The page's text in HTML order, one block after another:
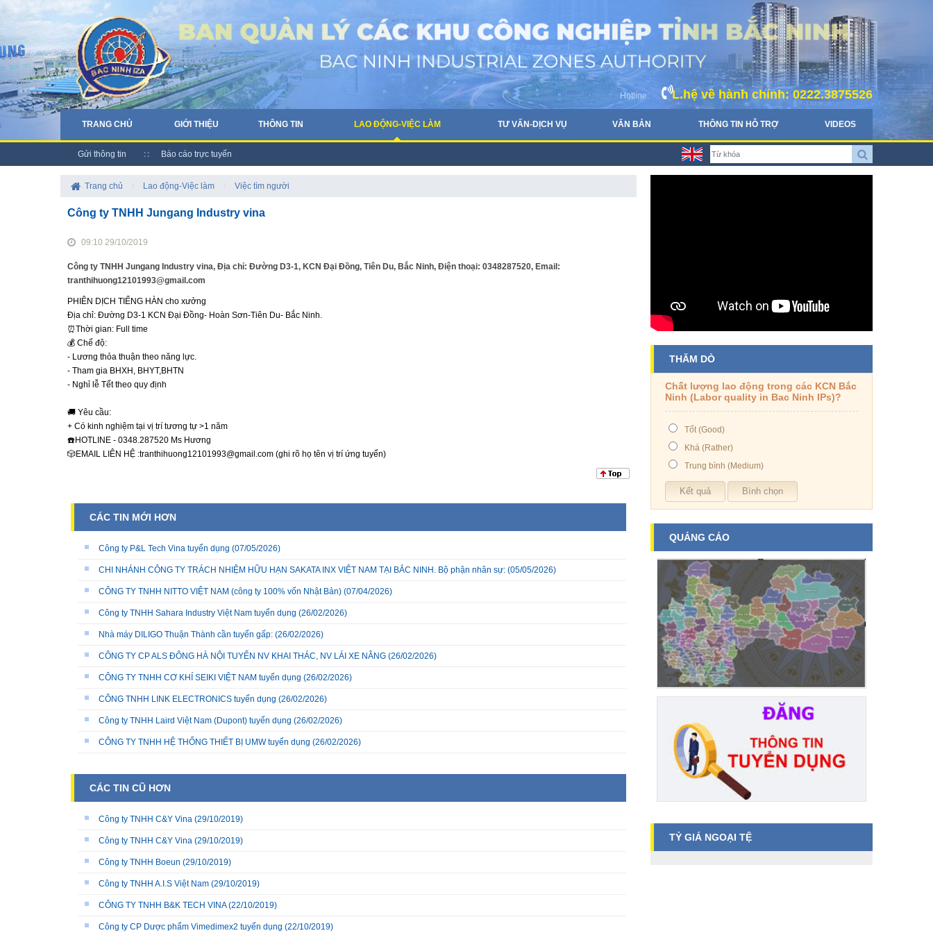
Hotline: L.hệ về hành chính: 0222.3875526
TRANG CHỦ GIỚI THIỆU THÔNG TIN LAO ĐỘNG-VIỆC LÀM TƯ VẤN-DỊCH VỤ VĂN BẢN THÔNG TIN HỖ TRỢ VIDEOS
Gửi thông tin Báo cáo trực tuyến
Trang chủ Lao động-Việc làm Việc tìm người
Công ty TNHH Jungang Industry vina
09:10 29/10/2019
Công ty TNHH Jungang Industry vina, Địa chỉ: Đường D3-1, KCN Đại Đồng, Tiên Du, Bắc Ninh, Điện thoại: 0348287520, Email:
tranthihuong12101993@gmail.com
PHIÊN DỊCH TIẾNG HÀN cho xưởng
Địa chỉ: Đường D3-1 KCN Đại Đồng- Hoàn Sơn-Tiên Du- Bắc Ninh.
⏰Thời gian: Full time
💰 Chế độ:
- Lương thỏa thuận theo năng lực.
- Tham gia BHXH, BHYT,BHTN
- Nghỉ lễ Tết theo quy định
🚚 Yêu cầu:
+ Có kinh nghiệm tại vị trí tương tự >1 năm
☎️HOTLINE - 0348.287520 Ms Hương
🎲EMAIL LIÊN HỆ :tranthihuong12101993@gmail.com (ghi rõ họ tên vị trí ứng tuyển)
CÁC TIN MỚI HƠN
Công ty P&L Tech Vina tuyển dụng (07/05/2026)
CHI NHÁNH CÔNG TY TRÁCH NHIỆM HỮU HẠN SAKATA INX VIỆT NAM TẠI BẮC NINH. Bộ phận nhân sự: (05/05/2026)
CÔNG TY TNHH NITTO VIỆT NAM (công ty 100% vốn Nhật Bản) (07/04/2026)
Công ty TNHH Sahara Industry Việt Nam tuyển dụng (26/02/2026)
Nhà máy DILIGO Thuận Thành cần tuyển gấp: (26/02/2026)
CÔNG TY CP ALS ĐÔNG HÀ NỘI TUYỂN NV KHAI THÁC, NV LÁI XE NÂNG (26/02/2026)
CÔNG TY TNHH CƠ KHÍ SEIKI VIỆT NAM tuyển dụng (26/02/2026)
CÔNG TNHH LINK ELECTRONICS tuyển dụng (26/02/2026)
Công ty TNHH Laird Việt Nam (Dupont) tuyển dụng (26/02/2026)
CÔNG TY TNHH HỆ THỐNG THIẾT BỊ UMW tuyển dụng (26/02/2026)
CÁC TIN CŨ HƠN
Công ty TNHH C&Y Vina (29/10/2019)
Công ty TNHH C&Y Vina (29/10/2019)
Công ty TNHH Boeun (29/10/2019)
Công ty TNHH A.I.S Việt Nam (29/10/2019)
CÔNG TY TNHH B&K TECH VINA(22/10/2019)
Công ty CP Dược phẩm Vimedimex2 tuyển dụng (22/10/2019)
THĂM DÒ
Chất lượng lao động trong các KCN Bắc
Ninh (Labor quality in Bac Ninh IPs)?
Tốt (Good)
Khá (Rather)
Trung bình (Medium)
QUẢNG CÁO
TỶ GIÁ NGOẠI TỆ